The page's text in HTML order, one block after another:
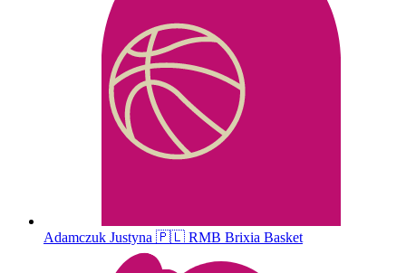
Adamczuk Justyna 🇵🇱 RMB Brixia Basket